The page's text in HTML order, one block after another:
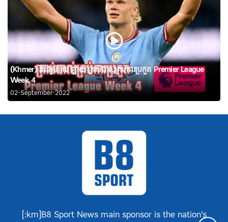
(Khmer) វីដេអូហាយឡាយ គ្រាប់បាល់គ្រប់ការប្រកួត Premier League
Week 4
02-September-2022
Khmer
[:km]B8 Sport News main sponsor is the nation’s